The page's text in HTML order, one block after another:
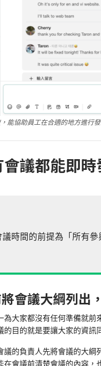
能協助員工在合適的地方進行
議都能即時
議時間的前提為「所有
會議大綱列出
為大家都沒有任何準備就
的目的就是要讓大家的資訊
議的負責人先將會議的大
會議前清楚會議的內容，